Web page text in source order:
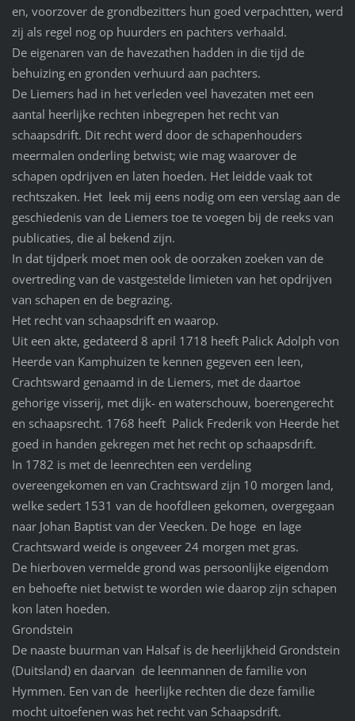
en, voorzover de grondbezitters hun goed verpachtten, werd
zij als regel nog op huurders en pachters verhaald.
De eigenaren van de havezathen hadden in die tijd de
behuizing en gronden verhuurd aan pachters.
De Liemers had in het verleden veel havezaten met een
aantal heerlijke rechten inbegrepen het recht van
schaapsdrift. Dit recht werd door de schapenhouders
meermalen onderling betwist; wie mag waarover de
schapen opdrijven en laten hoeden. Het leidde vaak tot
rechtszaken. Het leek mij eens nodig om een verslag aan de
geschiedenis van de Liemers toe te voegen bij de reeks van
publicaties, die al bekend zijn.
In dat tijdperk moet men ook de oorzaken zoeken van de
overtreding van de vastgestelde limieten van het opdrijven
van schapen en de begrazing.
Het recht van schaapsdrift en waarop.
Uit een akte, gedateerd 8 april 1718 heeft Palick Adolph von
Heerde van Kamphuizen te kennen gegeven een leen,
Crachtsward genaamd in de Liemers, met de daartoe
gehorige visserij, met dijk- en waterschouw, boerengerecht
en schaapsrecht. 1768 heeft Palick Frederik von Heerde het
goed in handen gekregen met het recht op schaapsdrift.
In 1782 is met de leenrechten een verdeling
overeengekomen en van Crachtsward zijn 10 morgen land,
welke sedert 1531 van de hoofdleen gekomen, overgegaan
naar Johan Baptist van der Veecken. De hoge en lage
Crachtsward weide is ongeveer 24 morgen met gras.
De hierboven vermelde grond was persoonlijke eigendom
en behoefte niet betwist te worden wie daarop zijn schapen
kon laten hoeden.
Grondstein
De naaste buurman van Halsaf is de heerlijkheid Grondstein
(Duitsland) en daarvan de leenmannen de familie von
Hymmen. Een van de heerlijke rechten die deze familie
mocht uitoefenen was het recht van Schaapsdrift.